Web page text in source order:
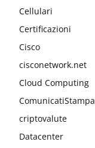
Cellulari
Certificazioni
Cisco
cisconetwork.net
Cloud Computing
ComunicatiStampa
criptovalute
Datacenter